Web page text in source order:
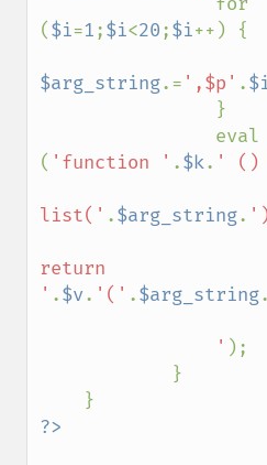
($i=1;$i<20;$i++) {
$arg_string.= ',$p' .
( 'function ' .$k. ' ()
list(' .$arg_string.
return
' .$v. '(' .$arg_string.
                '
);